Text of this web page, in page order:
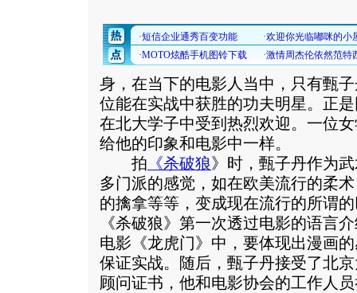
身，在当下的电影人当中，只有甄
位能在实战中获胜的功夫明星。正
在北大学子中受到热烈欢迎。一位
给他的印象和电影中一样。
拍 《杀破狼》时，甄子丹作为
多门派的感觉，如在欧美流行的柔
的擒拿等等，变成现在流行的所谓
《杀破狼》第一次透过电影的语言
电影《龙虎门》中，要体现出漫画
保证实战。随后，甄子丹接受了北
顾问证书，他和电影协会的工作人